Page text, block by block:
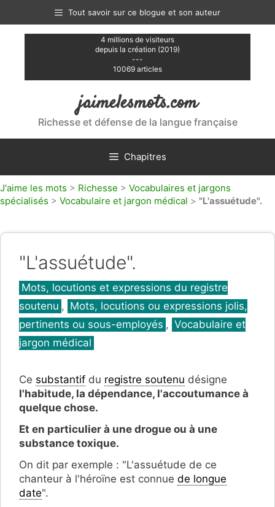
contenu
Tout savoir sur ce blogue et son auteur
4 millions de visiteurs
depuis la création (2019)
---
10069 articles
jaimelesmots.com
Richesse et défense de la langue française
Chapitres
J'aime les mots > Richesse > Vocabulaires et jargons
spécialisés > Vocabulaire et jargon médical > "L'assuétude".
"L'assuétude".
Catégories
Mots, locutions et expressions du registre
soutenu , Mots, locutions ou expressions jolis,
pertinents ou sous-employés , Vocabulaire et
jargon médical
Ce substantif du registre soutenu désigne
l'habitude, la dépendance, l'accoutumance à
quelque chose.
Et en particulier à une drogue ou à une
substance toxique.
On dit par exemple : "L'assuétude de ce
chanteur à l'héroïne est connue de longue
date".